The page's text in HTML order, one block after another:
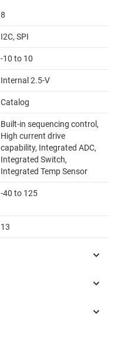
8
I2C, SPI
-10 to 10
Internal 2.5-V
Catalog
Built-in sequencing control,
High current drive
capability, Integrated ADC,
Integrated Switch,
Integrated Temp Sensor
-40 to 125
13